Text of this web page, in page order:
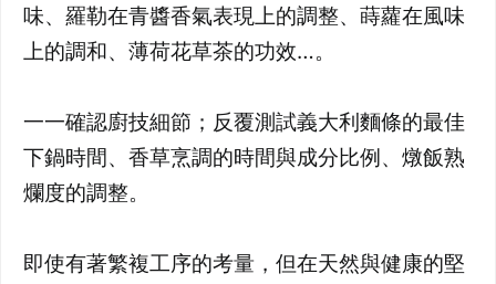
味、羅勒在青醬香氣表現上的調整、蒔蘿在風味
上的調和、薄荷花草茶的功效…。
一一確認廚技細節；反覆測試義大利麵條的最佳
下鍋時間、香草烹調的時間與成分比例、燉飯熟
爛度的調整。
即使有著繁複工序的考量，但在天然與健康的堅